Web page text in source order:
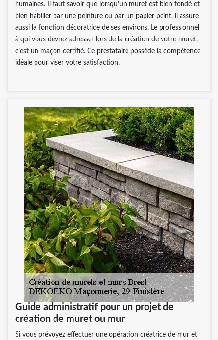
humaines. Il faut savoir que lorsqu’un muret est bien fondé et
bien habiller par une peinture ou par un papier peint, il assure
aussi la fonction décoratrice de ses environs. Le professionnel
à qui vous devrez adresser lors de la création de votre muret,
c’est un maçon certifié. Ce prestataire possède la compétence
idéale pour viser votre satisfaction.
Guide administratif pour un projet de
création de muret ou mur
Si vous prévoyez effectuer une opération créatrice de mur et